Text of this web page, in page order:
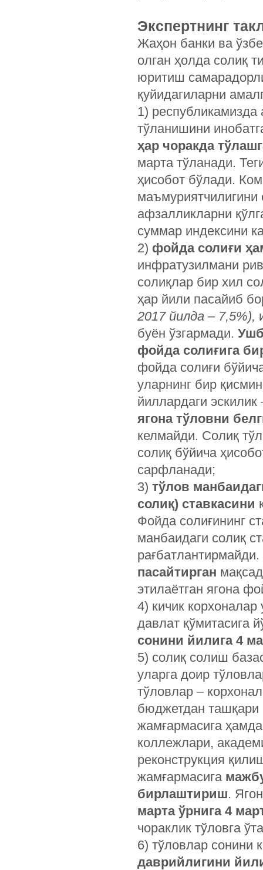
Экспертнинг
Жаҳон банки ва
олган ҳолда солиқ
юритиш
қуйидагиларни
1) республикамизда
тўланишини
ҳар чоракда
марта тўланади.
ҳисобот бўлади.
афзалликларни
суммар индексини
2) фойда солиғи
инфратузилмани
солиқлар бир хил
ҳар йили пасайиб
2017 йилда – 7,5%),
буён ўзгармади.
фойда солиғига
фойда солиғи
уларнинг бир
йиллардаги
ягона тўловни
келмайди. Солиқ
солиқ бўйича
сарфланади;
3) тўлов
солиқ) ставкасини
Фойда солиғининг
манбаидаги солиқ
пасайтирган
этилаётган ягона
4) кичик
давлат қўмитасига
сонини йилига 4
5) солиқ солиш
уларга доир
тўловлар –
бюджетдан ташқари
жамғармасига
коллежлари,
реконструкция
жамғармасига
бирлаштириш.
марта ўрнига 4
чораклик тўловга
6) тўловлар сонини
даврийлигини